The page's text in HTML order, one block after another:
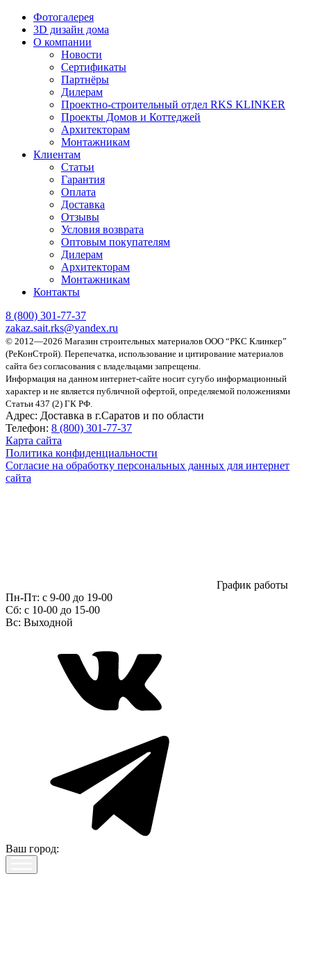
Фотогалерея
3D дизайн дома
О компании
Новости
Сертификаты
Партнёры
Дилерам
Проектно-строительный отдел RKS KLINKER
Проекты Домов и Коттеджей
Архитекторам
Монтажникам
Клиентам
Статьи
Гарантия
Оплата
Доставка
Отзывы
Условия возврата
Оптовым покупателям
Дилерам
Архитекторам
Монтажникам
Контакты
8 (800) 301-77-37
zakaz.sait.rks@yandex.ru
© 2012—2026 Магазин строительных материалов ООО “РКС Клинкер”
(РеКонСтрой). Перепечатка, использование и цитирование материалов
сайта без согласования с владельцами запрещены.
Информация на данном интернет-сайте носит сугубо информационный
характер и не является публичной офертой, определяемой положениями
Статьи 437 (2) ГК РФ.
Адрес: Доставка в г.Саратов и по области
Телефон: 8 (800) 301-77-37
Карта сайта
Политика конфиденциальности
Согласие на обработку персональных данных для интернет
сайта
График работы
Пн-Пт: с 9-00 до 19-00
Сб: c 10-00 до 15-00
Вс: Выходной
Ваш город: